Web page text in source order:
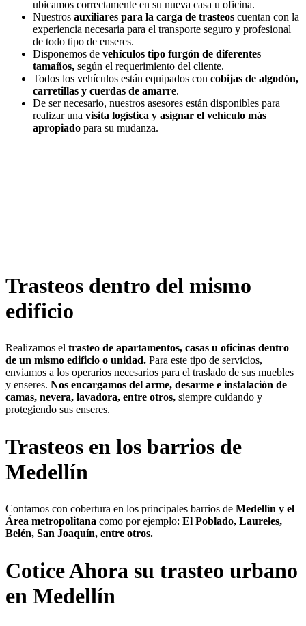
ubicamos correctamente en su nueva casa u oficina.
Nuestros auxiliares para la carga de trasteos cuentan con la
experiencia necesaria para el transporte seguro y profesional
de todo tipo de enseres.
Disponemos de vehículos tipo furgón de diferentes
tamaños, según el requerimiento del cliente.
Todos los vehículos están equipados con cobijas de algodón,
carretillas y cuerdas de amarre.
De ser necesario, nuestros asesores están disponibles para
realizar una visita logística y asignar el vehículo más
apropiado para su mudanza.
Trasteos dentro del mismo
edificio
Realizamos el trasteo de apartamentos, casas u oficinas dentro
de un mismo edificio o unidad. Para este tipo de servicios,
enviamos a los operarios necesarios para el traslado de sus muebles
y enseres. Nos encargamos del arme, desarme e instalación de
camas, nevera, lavadora, entre otros, siempre cuidando y
protegiendo sus enseres.
Trasteos en los barrios de
Medellín
Contamos con cobertura en los principales barrios de Medellín y el
Área metropolitana como por ejemplo: El Poblado, Laureles,
Belén, San Joaquín, entre otros.
Cotice Ahora su trasteo urbano
en Medellín